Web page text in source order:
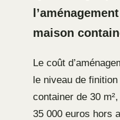
maison
Le coût
le niveau de
container de 30
35 000 euros hors